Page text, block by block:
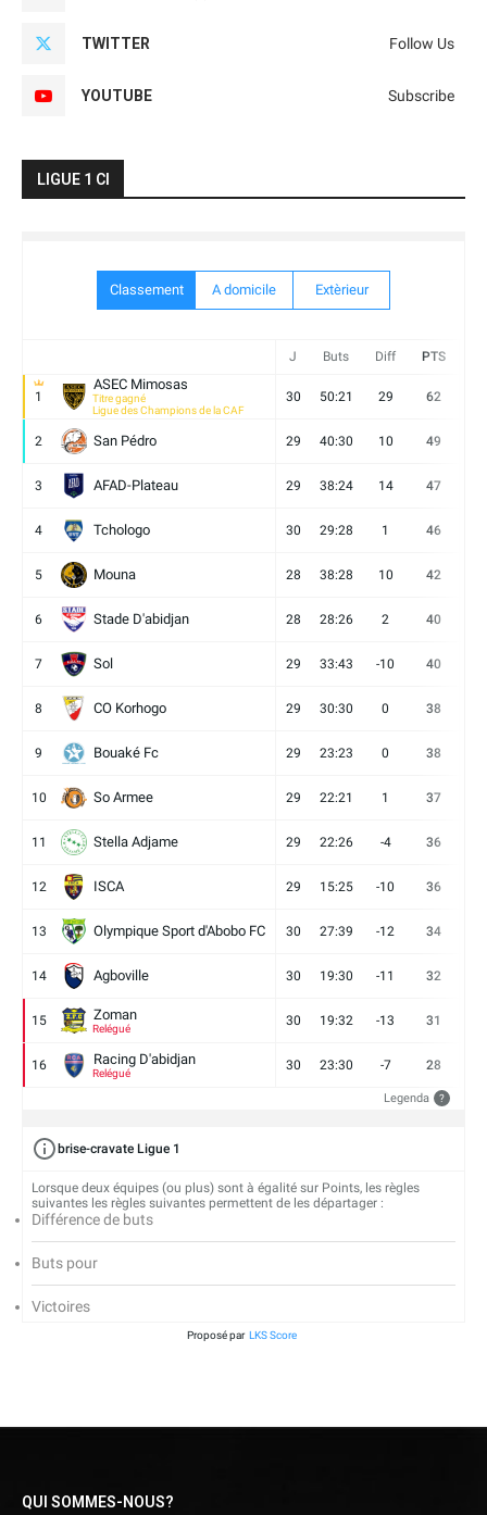
TWITTER Follow Us
YOUTUBE Subscribe
LIGUE 1 CI
Classement A domicile Extèrieur
J Buts Diff PTS
1
ASEC Mimosas
Titre gagné
Ligue des Champions de la CAF
30 50:21 29 62
2 San Pédro 29 40:30 10 49
3 AFAD-Plateau 29 38:24 14 47
4 Tchologo 30 29:28 1 46
5 Mouna 28 38:28 10 42
6 Stade D'abidjan 28 28:26 2 40
7 Sol 29 33:43 -10 40
8 CO Korhogo 29 30:30 0 38
9 Bouaké Fc 29 23:23 0 38
10 So Armee 29 22:21 1 37
11 Stella Adjame 29 22:26 -4 36
12 ISCA 29 15:25 -10 36
13 Olympique Sport d'Abobo FC 30 27:39 -12 34
14 Agboville 30 19:30 -11 32
15 Zoman
Relégué
30 19:32 -13 31
16 Racing D'abidjan
Relégué
30 23:30 -7 28
Legenda ?
brise-cravate Ligue 1
Lorsque deux équipes (ou plus) sont à égalité sur Points, les règles
suivantes les règles suivantes permettent de les départager :
Différence de buts
Buts pour
Victoires
Proposé par LKS Score
QUI SOMMES-NOUS?